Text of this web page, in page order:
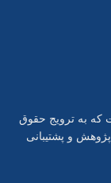
به ترویج حقوق
و پشتیبانی